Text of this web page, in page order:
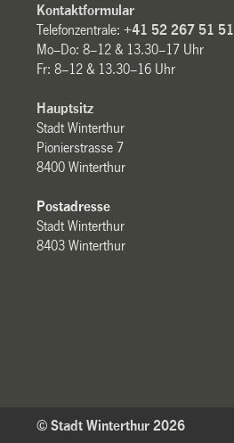
Kontaktformular
Telefonzentrale:+41 52 267 51 51
Mo–Do: 8–12 & 13.30–17 Uhr
Fr: 8–12 & 13.30–16 Uhr
Hauptsitz
Stadt Winterthur
Pionierstrasse 7
8400 Winterthur
Postadresse
Stadt Winterthur
8403 Winterthur
© Stadt Winterthur 2026